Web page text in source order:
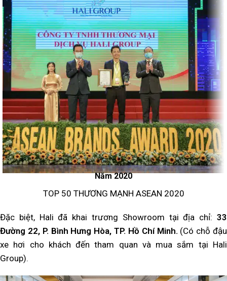
Năm 2020
TOP 50 THƯƠNG MẠNH ASEAN 2020
Đặc biệt, Hali đã khai trương Showroom tại địa chỉ: 33
Đường 22, P. Bình Hưng Hòa, TP. Hồ Chí Minh. (Có chỗ đậu
xe hơi cho khách đến tham quan và mua sắm tại Hali
Group).